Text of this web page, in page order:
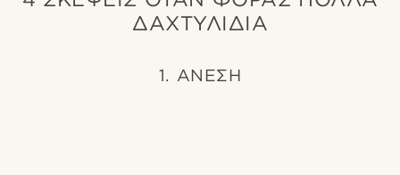
ΔΑΧΤΥΛΙΔΙΑ
1. ΑΝΕΣΗ